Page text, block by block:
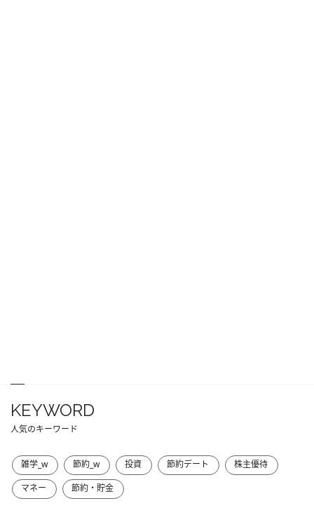
KEYWORD
人気のキーワード
雑学_w 節約_w 投資 節約デート
株主優待
マネー
節約・貯金